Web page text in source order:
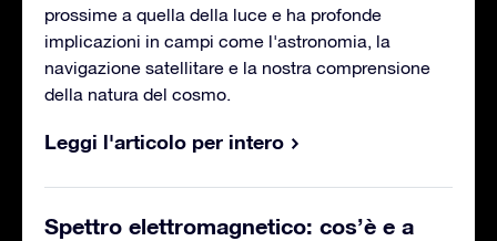
prossime a quella della luce e ha profonde
implicazioni in campi come l'astronomia, la
navigazione satellitare e la nostra comprensione
della natura del cosmo.
Leggi l'articolo per intero
Spettro elettromagnetico: cos’è e a